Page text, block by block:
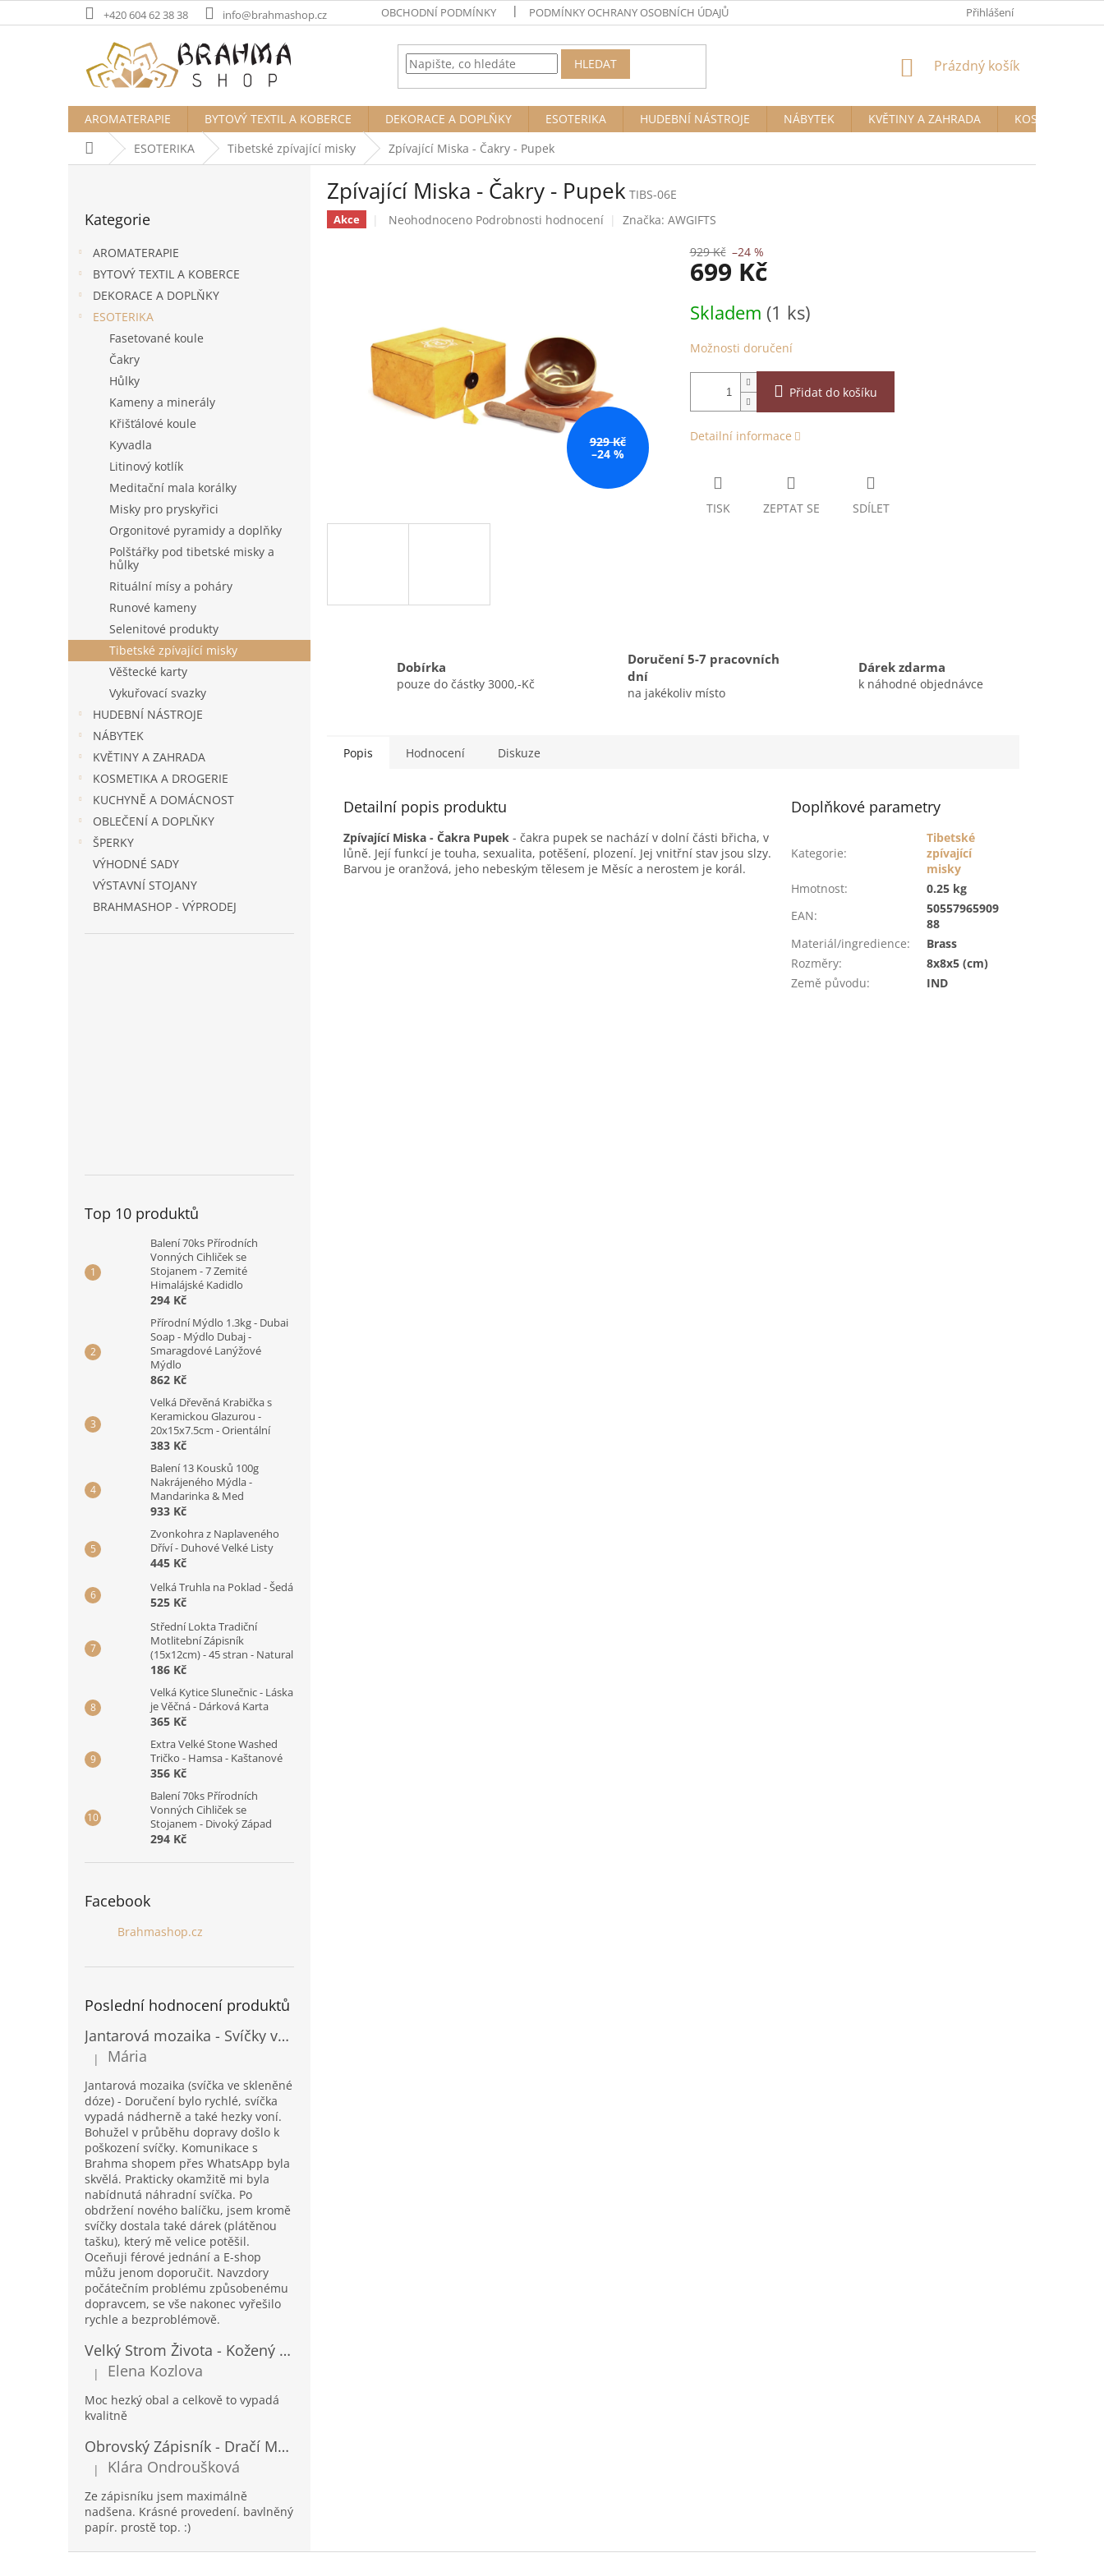
na
+420 604 62 38 38 info@brahmashop.cz OBCHODNÍ PODMÍNKY PODMÍNKY OCHRANY OSOBNÍCH ÚDAJŮ Přihlášení
HLEDAT
NÁKUPNÍ
Prázdný košík
AROMATERAPIE BYTOVÝ TEXTIL A KOBERCE DEKORACE A DOPLŇKY ESOTERIKA HUDEBNÍ NÁSTROJE NÁBYTEK KVĚTINY A ZAHRADA
KOSMETIKA A
Domů ESOTERIKA Tibetské zpívající misky Zpívající Miska - Čakry - Pupek
kategorie
Kategorie
AROMATERAPIE
BYTOVÝ TEXTIL A KOBERCE
DEKORACE A DOPLŇKY
ESOTERIKA
Fasetované koule
Čakry
Hůlky
Kameny a minerály
Křišťálové koule
Kyvadla
Litinový kotlík
Meditační mala korálky
Misky pro pryskyřici
Orgonitové pyramidy a doplňky
Polštářky pod tibetské misky a
hůlky
Rituální mísy a poháry
Runové kameny
Selenitové produkty
Tibetské zpívající misky
Věštecké karty
Vykuřovací svazky
HUDEBNÍ NÁSTROJE
NÁBYTEK
KVĚTINY A ZAHRADA
KOSMETIKA A DROGERIE
KUCHYNĚ A DOMÁCNOST
OBLEČENÍ A DOPLŇKY
ŠPERKY
VÝHODNÉ SADY
VÝSTAVNÍ STOJANY
BRAHMASHOP - VÝPRODEJ
Top 10 produktů
Balení 70ks Přírodních
Vonných Cihliček se
Stojanem - 7 Zemité
Himalájské Kadidlo
294 Kč
Přírodní Mýdlo 1.3kg - Dubai
Soap - Mýdlo Dubaj -
Smaragdové Lanýžové
Mýdlo
862 Kč
Velká Dřevěná Krabička s
Keramickou Glazurou -
20x15x7.5cm - Orientální
383 Kč
Balení 13 Kousků 100g
Nakrájeného Mýdla -
Mandarinka & Med
933 Kč
Zvonkohra z Naplaveného
Dříví - Duhové Velké Listy
445 Kč
Velká Truhla na Poklad - Šedá
525 Kč
Střední Lokta Tradiční
Motlitební Zápisník
(15x12cm) - 45 stran - Natural
186 Kč
Velká Kytice Slunečnic - Láska
je Věčná - Dárková Karta
365 Kč
Extra Velké Stone Washed
Tričko - Hamsa - Kaštanové
356 Kč
Balení 70ks Přírodních
Vonných Cihliček se
Stojanem - Divoký Západ
294 Kč
Facebook
Brahmashop.cz
Poslední hodnocení produktů
Jantarová mozaika - Svíčky ve skleněných dózách - Vysoké
Hodnocení produktu je 5 z 5 hvězdiček.
| Mária
Jantarová mozaika (svíčka ve skleněné
dóze) - Doručení bylo rychlé, svíčka
vypadá nádherně a také hezky voní.
Bohužel v průběhu dopravy došlo k
poškození svíčky. Komunikace s
Brahma shopem přes WhatsApp byla
skvělá. Prakticky okamžitě mi byla
nabídnutá náhradní svíčka. Po
obdržení nového balíčku, jsem kromě
svíčky dostala také dárek (plátěnou
tašku), který mě velice potěšil.
Oceňuji férové jednání a E-shop
můžu jenom doporučit. Navzdory
počátečním problému způsobenému
dopravcem, se vše nakonec vyřešilo
rychle a bezproblémově.
Velký Strom Života - Kožený Zápisník se Šňůrkou a Kamínkem - 20x16x2cm - 160 Stran
Hodnocení produktu je 5 z 5 hvězdiček.
| Elena Kozlova
Moc hezký obal a celkově to vypadá
kvalitně
Obrovský Zápisník - Dračí Mandala s Chakra Kameny - 100 Stran - 25x34cm
Hodnocení produktu je 5 z 5 hvězdiček.
| Klára Ondroušková
Ze zápisníku jsem maximálně
nadšena. Krásné provedení. bavlněný
papír. prostě top. :)
Zpívající Miska - Čakry - Pupek TIBS-06E
Akce
Průměrné
hvězdiček.
Neohodnoceno Podrobnosti hodnocení Značka: AWGIFTS
929 Kč
–24 %
929 Kč –24 %
699 Kč
cena:
Skladem (1 ks)
Možnosti doručení
Přidat do košíku
Detailní informace
TISK ZEPTAT SE SDÍLET
Dobírka
pouze do částky 3000,-Kč
Doručení 5-7 pracovních
dní
na jakékoliv místo
Dárek zdarma
k náhodné objednávce
Popis Hodnocení Diskuze
Detailní popis produktu
Zpívající Miska - Čakra Pupek - čakra pupek se nachází v dolní části břicha, v
lůně. Její funkcí je touha, sexualita, potěšení, plození. Jej vnitřní stav jsou slzy.
Barvou je oranžová, jeho nebeským tělesem je Měsíc a nerostem je korál.
Doplňkové parametry
Kategorie:
Tibetské
zpívající
misky
Hmotnost:
0.25 kg
EAN:
50557965909
88
Materiál/ingredience:
Brass
Rozměry:
8x8x5 (cm)
Země původu: IND